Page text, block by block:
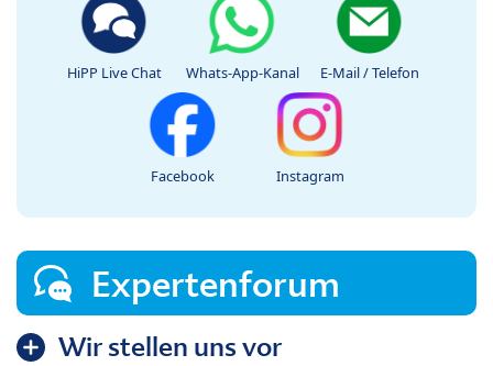
HiPP Live Chat Whats-App-Kanal E-Mail / Telefon
Facebook Instagram
Expertenforum
Wir stellen uns vor